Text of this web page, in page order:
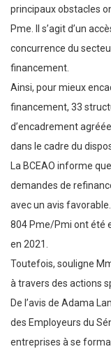
principaux obstacles
Pme. Il s’agit d’un
concurrence du
financement.
Ainsi, pour mieux
financement, 33
d’encadrement
dans le cadre du
La BCEAO informe
demandes de
avec un avis
804 Pme/Pmi ont été
en 2021.
Toutefois, souligne
à travers des actions
De l’avis de Adama
des Employeurs du
entreprises à se